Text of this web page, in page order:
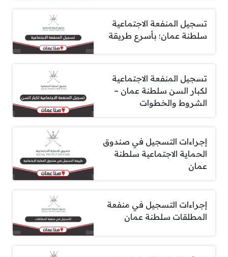
تسجيل المنفعة الاجتماعية
سلطنة عمان؛ بأسرع طريقة
تسجيل المنفعة الاجتماعية
لكبار السن سلطنة عمان –
الشروط والخطوات
إجراءات التسجيل في صندوق
الحماية الاجتماعية سلطنة
عمان
إجراءات التسجيل في منفعة
المطلقات سلطنة عمان